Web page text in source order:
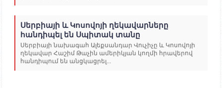
Սերբիայի և Կոսովոյի ղեկավարները
հանդիպել են Սպիտակ տանը
Սերբիայի նախագահ Ալեքսանդար Վուչիչը և Կոսովոյի
ղեկավար Հաշիմ Թաչին ամերիկյան կողմի հրավերով
հանդիպում են անցկացրել...